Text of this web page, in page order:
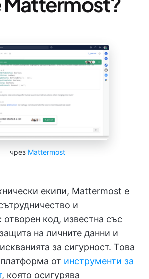
чрез Mattermost
екипи, Mattermost е
и
код, известна със
на личните данни и
за сигурност. Това
от инструменти за
, която осигурява